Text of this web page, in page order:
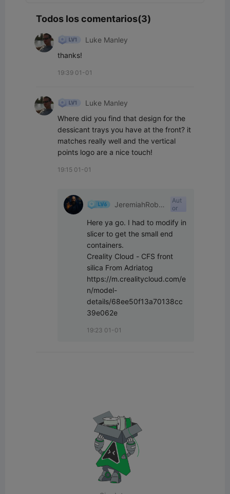
Todos los comentarios(3)
Luke Manley
thanks!
19:39 01-01
Luke Manley
Where did you find that design for the
dessicant trays you have at the front? it
matches really well and the vertical
points logo are a nice touch!
19:15 01-01
JeremiahRobin
Aut
or
Here ya go. I had to modify in
slicer to get the small end
containers.
Creality Cloud - CFS front
silica From Adriatog
https://m.crealitycloud.com/e
n/model-
details/68ee50f13a70138cc
39e062e
19:23 01-01